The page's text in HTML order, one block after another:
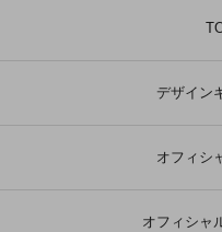
デザイン
オフィシ
オフィシャ